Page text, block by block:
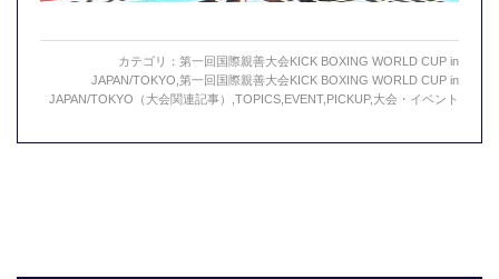
カテゴリ： 第一回国際親善大会KICK BOXING WORLD CUP in
JAPAN/TOKYO 第一回国際親善大会KICK BOXING WORLD CUP in
JAPAN/TOKYO（大会関連記事）
TOPICS EVENT, PICKUP, 大会・イベント